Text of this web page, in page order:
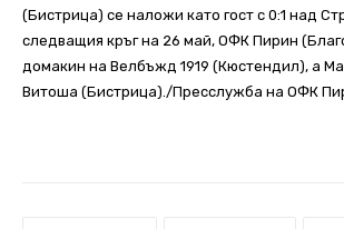
(Бистрица) се наложи като гост с 0:1 над
следващия кръг на 26 май, ОФК Пирин
домакин на Велбъжд 1919 (Кюстендил), а
Витоша (Бистрица)./Пресслужба на ОФК